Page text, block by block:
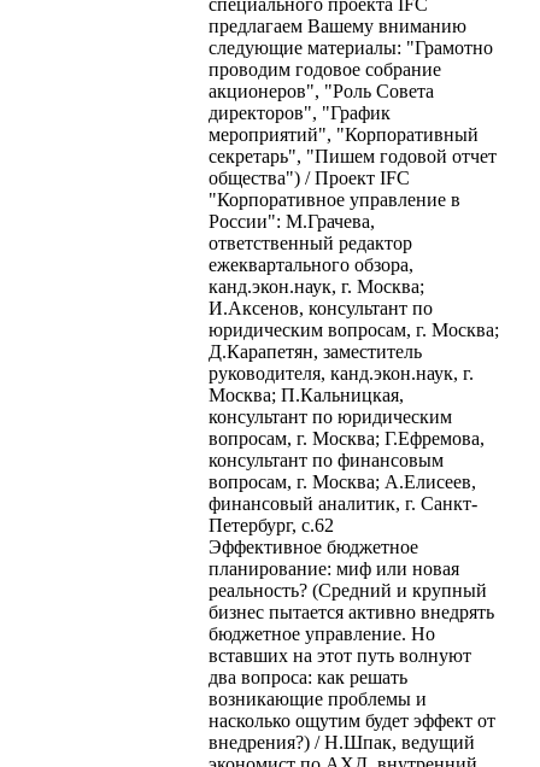
предлагаем Вашему вниманию
следующие материалы: "Грамотно
проводим годовое собрание
акционеров", "Роль Совета
директоров", "График
мероприятий", "Корпоративный
секретарь", "Пишем годовой отчет
общества") / Проект IFC
"Корпоративное управление в
России": М.Грачева,
ответственный редактор
ежеквартального обзора,
канд.экон.наук, г. Москва;
И.Аксенов, консультант по
юридическим вопросам, г. Москва;
Д.Карапетян, заместитель
руководителя, канд.экон.наук, г.
Москва; П.Кальницкая,
консультант по юридическим
вопросам, г. Москва; Г.Ефремова,
консультант по финансовым
вопросам, г. Москва; А.Елисеев,
финансовый аналитик, г. Санкт-
Петербург, с.62
Эффективное бюджетное
планирование: миф или новая
реальность? (Средний и крупный
бизнес пытается активно внедрять
бюджетное управление. Но
вставших на этот путь волнуют
два вопроса: как решать
возникающие проблемы и
насколько ощутим будет эффект от
внедрения?) / Н.Шпак, ведущий